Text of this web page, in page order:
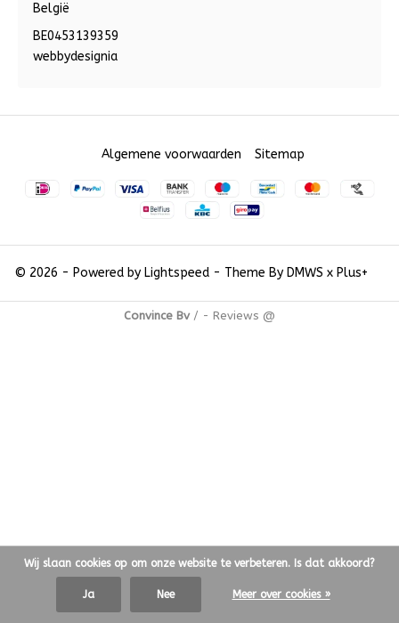
België
BE0453139359
webbydesignia
© 2026 - Powered by Lightspeed- Theme By DMWS x Plus+
Algemene voorwaarden Sitemap
Convince Bv/ - Reviews @
Wij slaan cookies op om onze website te verbeteren. Is dat akkoord?
Ja Nee Meer over cookies »